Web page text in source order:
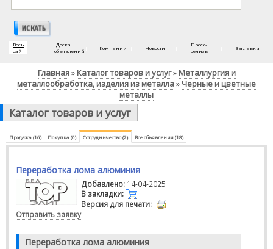
Весь
сайт
Доска
объявлений
Компании Новости
Пресс-
релизы
Выставки
Главная» Каталог товаров и услуг» Металлургия и
металлообработка, изделия из металла» Черные и цветные
металлы
Каталог товаров и услуг
Продажа (16) Покупка (0) Сотрудничество (2) Все объявления (18)
Переработка лома алюминия
Добавлено: 14-04-2025
В закладки:
Версия для печати:
Отправить заявку
Переработка лома алюминия